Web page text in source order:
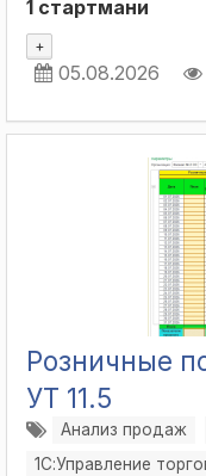
1 стартмани
+
05.08.2026
Розничные
УТ 11.5
Анализ продаж
1С:Управление